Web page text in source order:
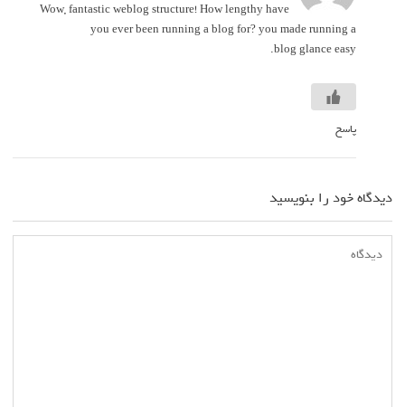
Wow, fantastic weblog structure! How lengthy have
you ever been running a blog for? you made running a
blog glance easy.
پاسخ
دیدگاه خود را بنویسید